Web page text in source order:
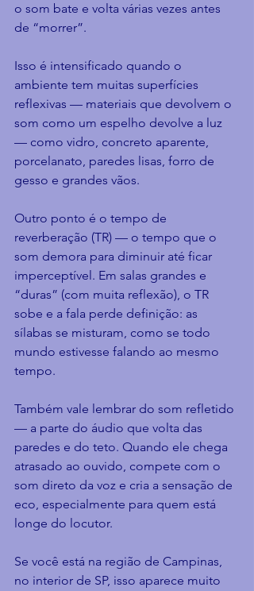
o som bate e volta várias vezes antes
de “morrer”.
Isso é intensificado quando o
ambiente tem muitas superfícies
reflexivas — materiais que devolvem o
som como um espelho devolve a luz
— como vidro, concreto aparente,
porcelanato, paredes lisas, forro de
gesso e grandes vãos.
Outro ponto é o tempo de
reverberação (TR) — o tempo que o
som demora para diminuir até ficar
imperceptível. Em salas grandes e
“duras” (com muita reflexão), o TR
sobe e a fala perde definição: as
sílabas se misturam, como se todo
mundo estivesse falando ao mesmo
tempo.
Também vale lembrar do som refletido
— a parte do áudio que volta das
paredes e do teto. Quando ele chega
atrasado ao ouvido, compete com o
som direto da voz e cria a sensação de
eco, especialmente para quem está
longe do locutor.
Se você está na região de Campinas,
no interior de SP, isso aparece muito